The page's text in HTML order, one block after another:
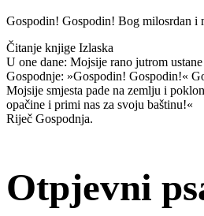
Gospodin! Gospodin! Bog milosrdan i
Čitanje knjige Izlaska
U one dane: Mojsije rano jutrom
Gospodnje: »Gospodin! Gospodin!«
Mojsije smjesta pade na zemlju i
opačine i primi nas za svoju baštinu!«
Riječ Gospodnja.
Otpjevni